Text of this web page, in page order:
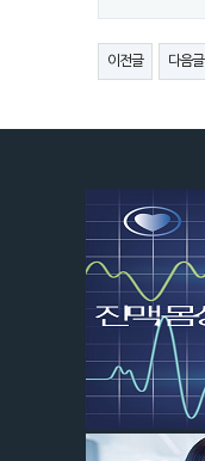
이전글 다음글